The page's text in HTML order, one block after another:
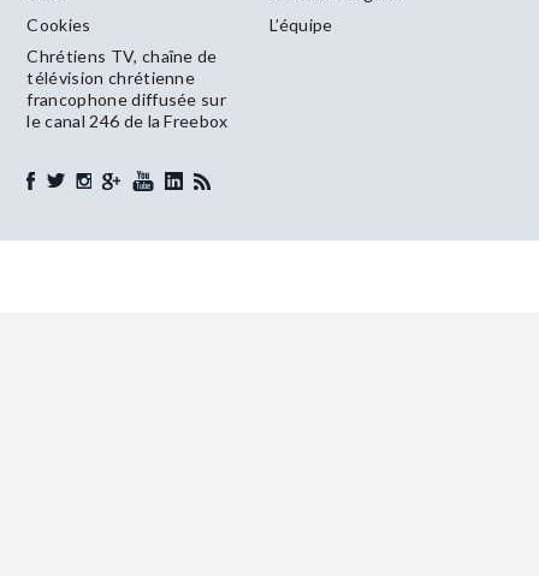
Cookies
L’équipe
Chrétiens TV, chaîne de
télévision chrétienne
francophone diffusée sur
le canal 246 de la Freebox